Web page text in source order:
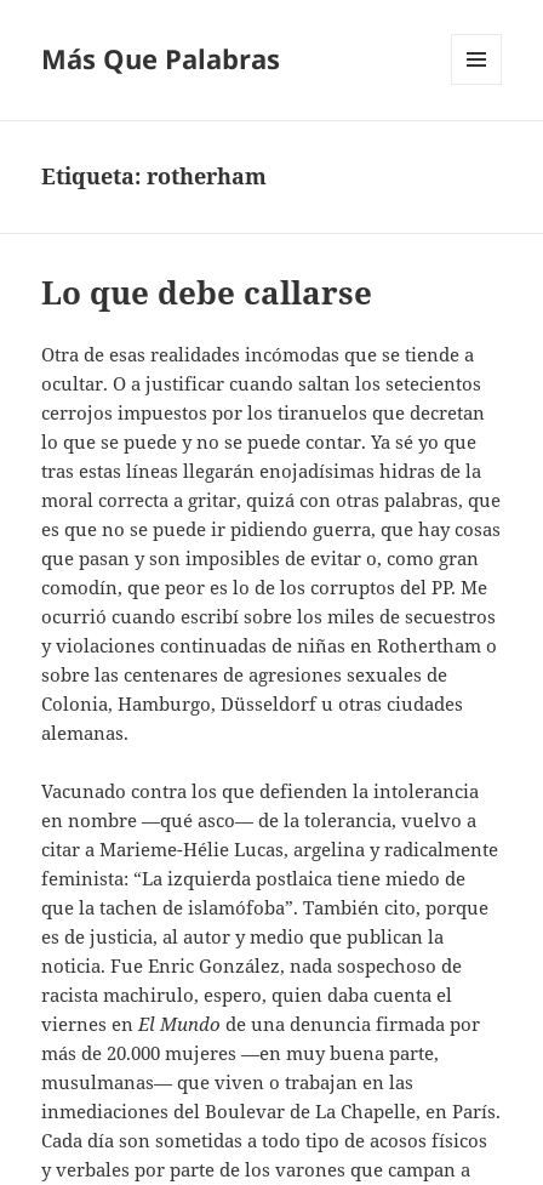
Más Que Palabras
Etiqueta:rotherham
Lo que debe callarse
Otra de esas realidades incómodas que se tiende a
ocultar. O a justificar cuando saltan los setecientos
cerrojos impuestos por los tiranuelos que decretan
lo que se puede y no se puede contar. Ya sé yo que
tras estas líneas llegarán enojadísimas hidras de la
moral correcta a gritar, quizá con otras palabras, que
es que no se puede ir pidiendo guerra, que hay cosas
que pasan y son imposibles de evitar o, como gran
comodín, que peor es lo de los corruptos del PP. Me
ocurrió cuando escribí sobre los miles de secuestros
y violaciones continuadas de niñas en Rothertham o
sobre las centenares de agresiones sexuales de
Colonia, Hamburgo, Düsseldorf u otras ciudades
alemanas.
Vacunado contra los que defienden la intolerancia
en nombre —qué asco— de la tolerancia, vuelvo a
citar a Marieme-Hélie Lucas, argelina y radicalmente
feminista: “La izquierda postlaica tiene miedo de
que la tachen de islamófoba”. También cito, porque
es de justicia, al autor y medio que publican la
noticia. Fue Enric González, nada sospechoso de
racista machirulo, espero, quien daba cuenta el
viernes enEl Mundo de una denuncia firmada por
más de 20.000 mujeres —en muy buena parte,
musulmanas— que viven o trabajan en las
inmediaciones del Boulevar de La Chapelle, en París.
Cada día son sometidas a todo tipo de acosos físicos
y verbales por parte de los varones que campan a